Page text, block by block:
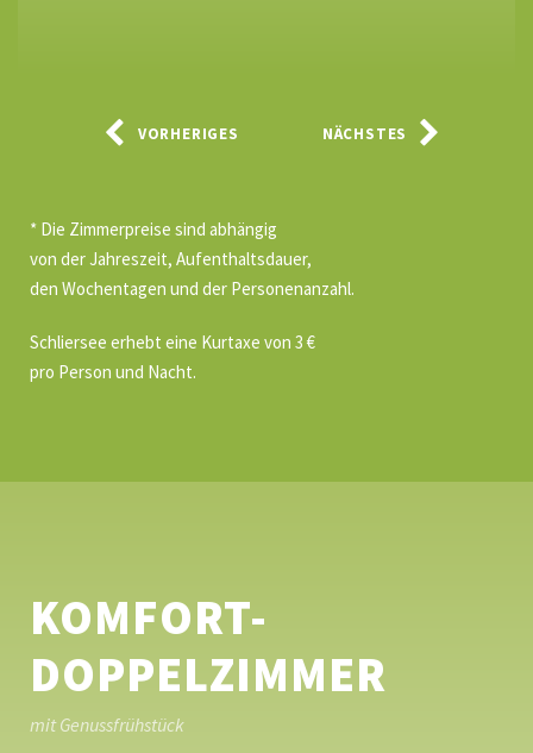
VORHERIGES NÄCHSTES
* Die Zimmerpreise sind abhängig
von der Jahreszeit, Aufenthaltsdauer,
den Wochentagen und der Personenanzahl.
Schliersee erhebt eine Kurtaxe von 3 €
pro Person und Nacht.
KOMFORT-
DOPPELZIMMER
mit Genussfrühstück